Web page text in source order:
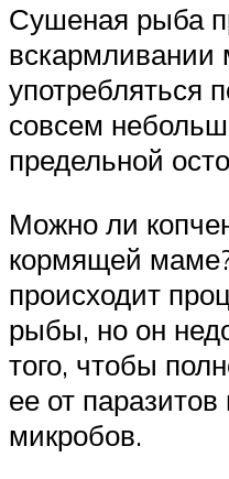
Сушеная рыба
вскармливании
употребляться
совсем
предельной
Можно ли
кормящей
происходит
рыбы, но он
того, чтобы
ее от
микробов.